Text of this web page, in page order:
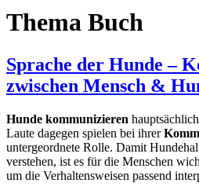
Thema Buch
Sprache der Hunde –
zwischen Mensch &
Hunde kommunizieren
Laute dagegen spielen bei ihrer
untergeordnete Rolle. Damit
verstehen, ist es für die Menschen
um die Verhaltensweisen passend